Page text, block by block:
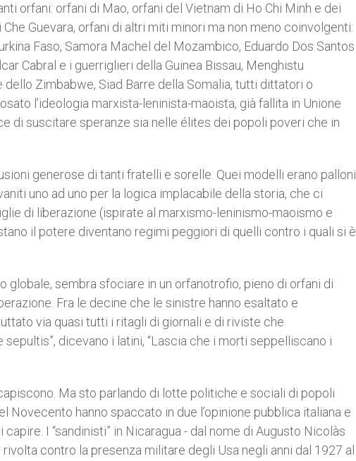
orfani: orfani di Mao, orfani del Vietnam di Ho Chi Minh e dei
Guevara, orfani di altri miti minori ma non meno coinvolgenti:
Faso, Samora Machel del Mozambico, Eduardo Dos Santos
Cabral e i guerriglieri della Guinea Bissau, Menghistu
dello Zimbabwe, Siad Barre della Somalia, tutti dittatori o
l’ideologia marxista-leninista-maoista, già fallita in Unione
di suscitare speranze sia nelle élites dei popoli poveri che in
generose di tanti fratelli e sorelle. Quei modelli erano palloni
uno ad uno per la logica implacabile della storia, che ci
di liberazione (ispirate al marxismo-leninismo-maoismo e
il potere diventano regimi peggiori di quelli contro i quali si è
globale, sembra sfociare in un orfanotrofio, pieno di orfani di
Fra le decine che le sinistre hanno esaltato e
via quasi tutti i ritagli di giornali e di riviste che
dicevano i latini, “Lascia che i morti seppelliscano i
Ma sto parlando di lotte politiche e sociali di popoli
Novecento hanno spaccato in due l’opinione pubblica italiana e
I “sandinisti” in Nicaragua - dal nome di Augusto Nicolàs
contro la presenza militare degli Usa negli anni dal 1927 al